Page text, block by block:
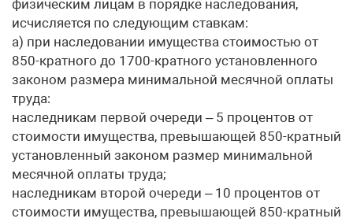
физическим лицам в порядке наследования,
исчисляется по следующим ставкам:
а) при наследовании имущества стоимостью от
850-кратного до 1700-кратного установленного
законом размера минимальной месячной оплаты
труда:
наследникам первой очереди – 5 процентов от
стоимости имущества, превышающей 850-кратный
установленный законом размер минимальной
месячной оплаты труда;
наследникам второй очереди – 10 процентов от
стоимости имущества, превышающей 850-кратный